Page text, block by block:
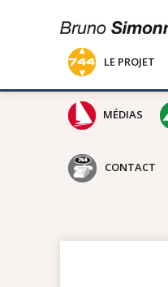
LE PROJET
MÉDIAS
CONTACT